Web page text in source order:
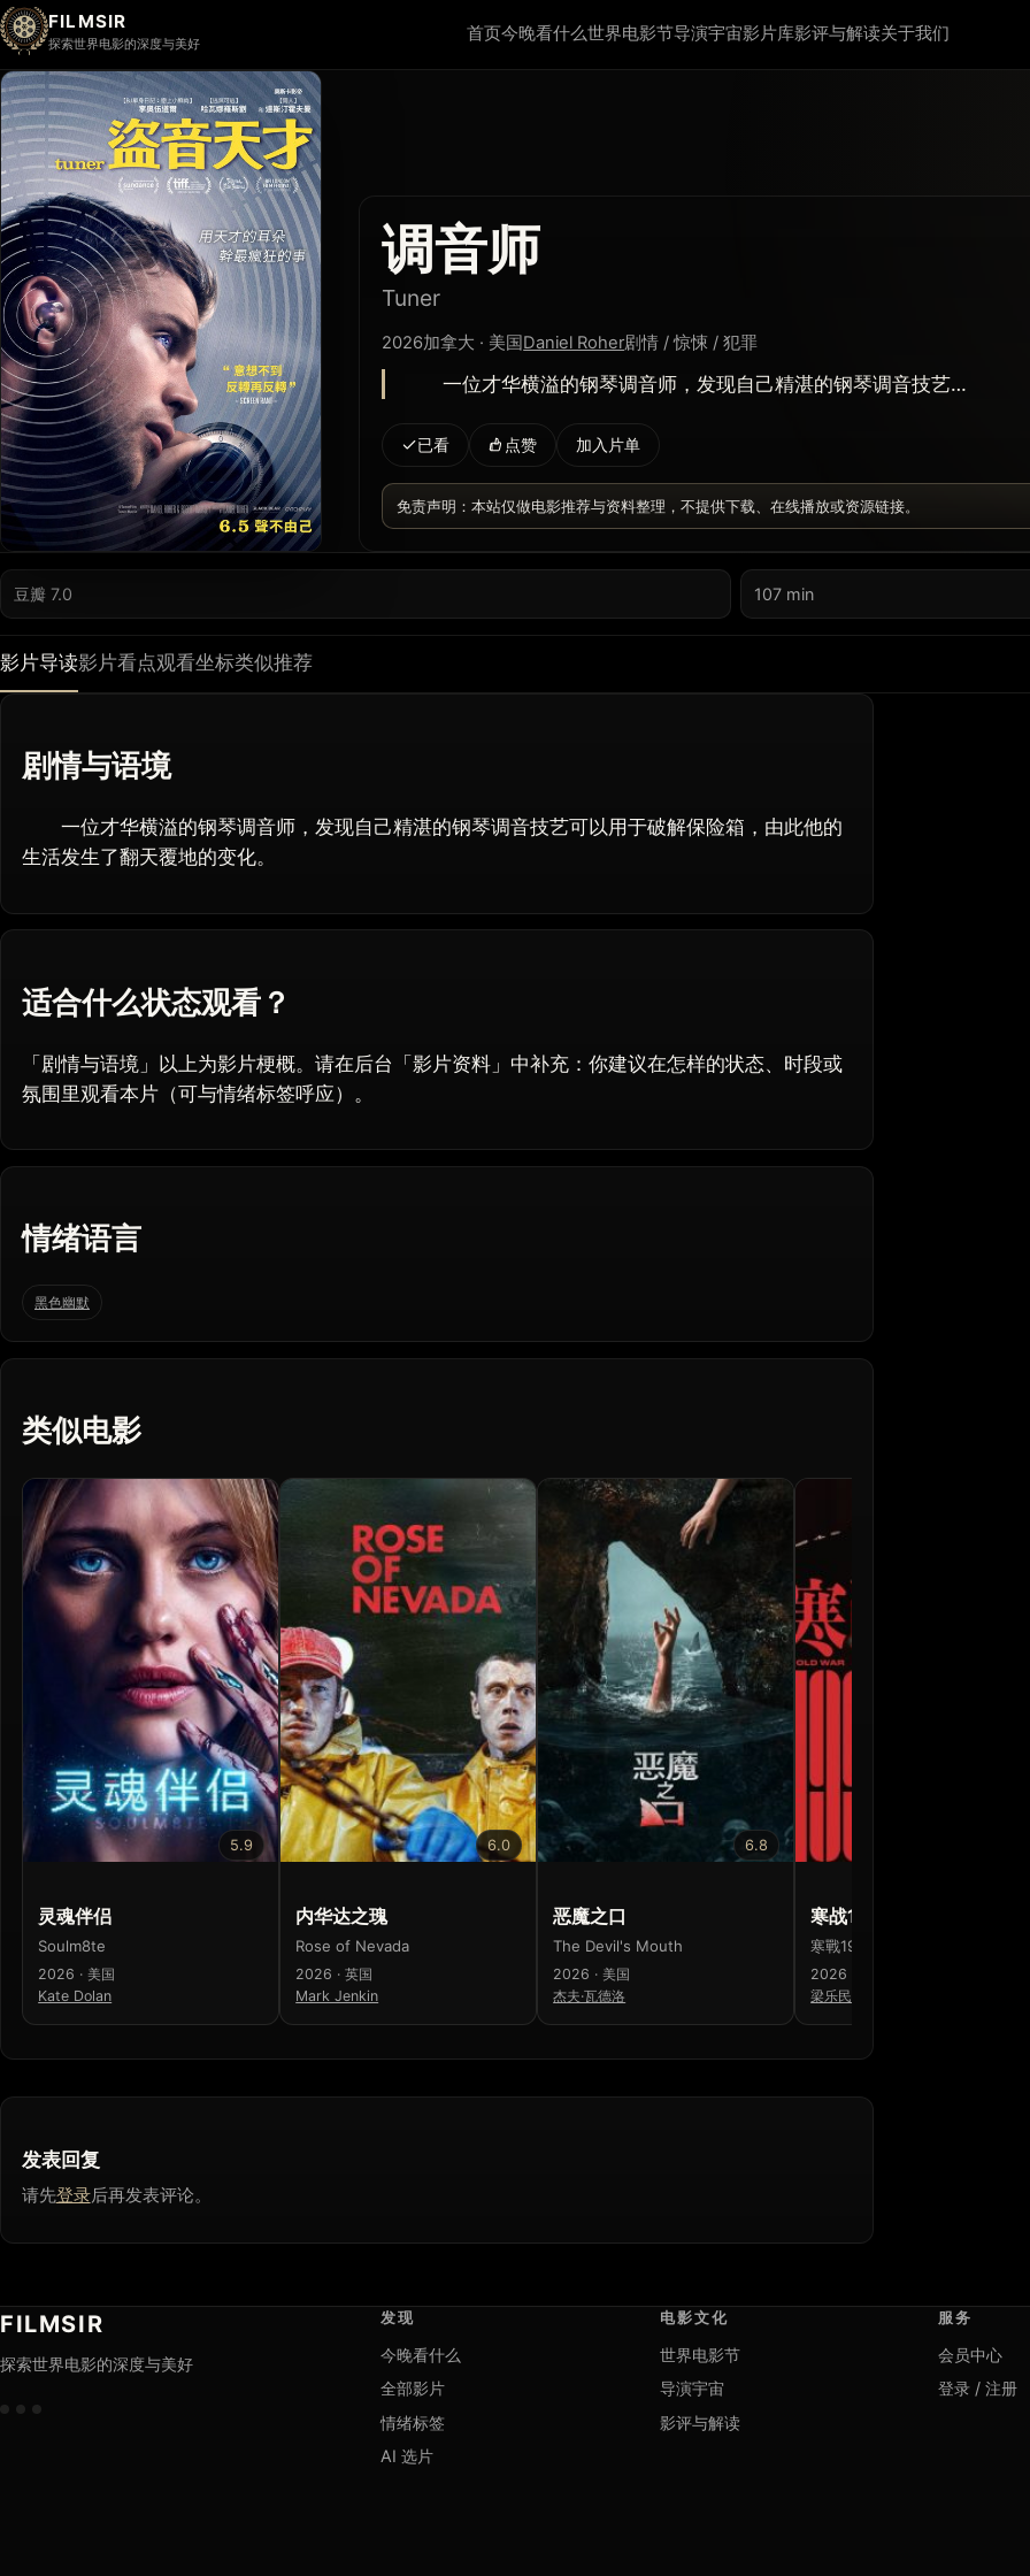
FILMSIR
探索世界电影的深度与美好 首页今晚看什么世界电影节导演宇宙影片库影评与解读关于我们
调音师
Tuner
2026加拿大 · 美国Daniel Roher剧情 / 惊悚 / 犯罪
一位才华横溢的钢琴调音师，发现自己精湛的钢琴调音技艺…
已看 点赞 加入片单
免责声明：本站仅做电影推荐与资料整理，不提供下载、在线播放或资源链接。
豆瓣 7.0 107 min
影片导读影片看点观看坐标类似推荐
剧情与语境
一位才华横溢的钢琴调音师，发现自己精湛的钢琴调音技艺可以用于破解保险箱，由此他的
生活发生了翻天覆地的变化。
适合什么状态观看？
「剧情与语境」以上为影片梗概。请在后台「影片资料」中补充：你建议在怎样的状态、时段或
氛围里观看本片（可与情绪标签呼应）。
情绪语言
黑色幽默
类似电影
5.9
灵魂伴侣
Soulm8te
2026 · 美国
Kate Dolan
6.0
内华达之瑰
Rose of Nevada
2026 · 英国
Mark Jenkin
6.8
恶魔之口
The Devil's Mouth
2026 · 美国
杰夫·瓦德洛
寒战1994
寒戰1994
2026 · 中国香港 · 中国大陆
梁乐民
发表回复
请先登录后再发表评论。
FILMSIR
探索世界电影的深度与美好
发现
今晚看什么
全部影片
情绪标签
AI 选片
电影文化
世界电影节
导演宇宙
影评与解读
服务
会员中心
登录 / 注册